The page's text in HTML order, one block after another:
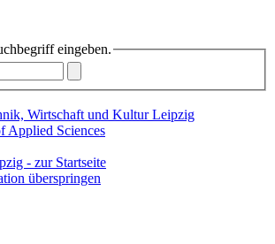
eingeben.
Wirtschaft und Kultur Leipzig
Applied Sciences
überspringen